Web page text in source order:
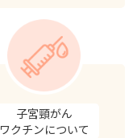
子宮頸がん
ワクチンについて